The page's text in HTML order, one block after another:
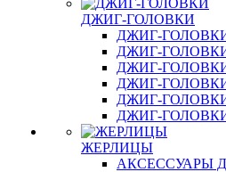
ДЖИГ-ГОЛОВКИ
ДЖИГ-
ДЖИГ-
ДЖИГ-
ДЖИГ-
ДЖИГ-
ДЖИГ-
ЖЕРЛИЦЫ
АКСЕССУАРЫ